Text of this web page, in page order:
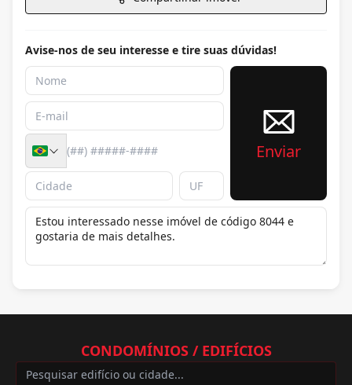
Avise-nos de seu interesse e tire suas dúvidas!
Enviar
CONDOMÍNIOS / EDIFÍCIOS